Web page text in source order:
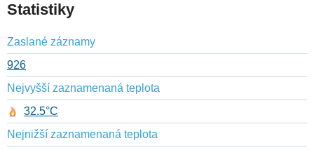
Statistiky
Zaslané záznamy
926
Nejvyšší zaznamenaná teplota
32.5°C
Nejnižší zaznamenaná teplota